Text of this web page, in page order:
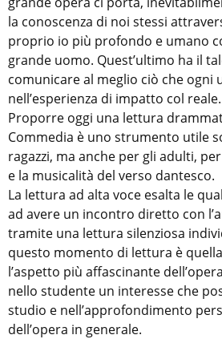
la conoscenza di noi stessi
proprio io più profondo e umano
grande uomo. Quest’ultimo ha il
comunicare al meglio ciò che ogni
nell’esperienza di impatto col reale.
Proporre oggi una lettura
Commedia è uno strumento utile
ragazzi, ma anche per gli adulti,
e la musicalità del verso dantesco.
La lettura ad alta voce esalta le
ad avere un incontro diretto con
tramite una lettura silenziosa
questo momento di lettura è
l’aspetto più affascinante
nello studente un interesse che
studio e nell’approfondimento
dell’opera in generale.